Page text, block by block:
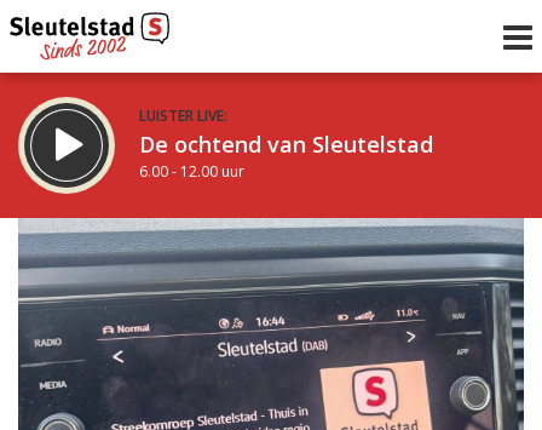
LUISTER LIVE:
De ochtend van Sleutelstad
6.00 - 12.00 uur
STRAKS:
De middag van Sleutelstad
12.00 - 18.00 uur
Vorig uur
uur 1 van 0 Volgend uur